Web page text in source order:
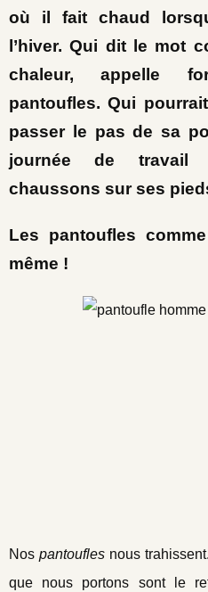
où il fait chaud
l’hiver. Qui dit le mot
chaleur, appelle
pantoufles. Qui
passer le pas de sa
journée de travail
chaussons sur ses
Les pantoufles
même !
Nospantoufles nous
que nous portons sont le